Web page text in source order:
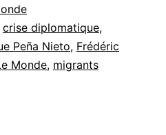
crise diplomatique,
Peña Nieto, Frédéric
Monde, migrants